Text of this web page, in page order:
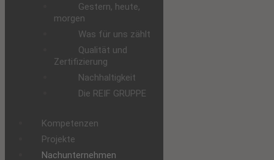
Gestern, heute,
morgen
Was für uns zählt
Qualität und
Zertifizierung
Nachhaltigkeit
Die REIF GRUPPE
Kompetenzen
Projekte
Nachunternehmen